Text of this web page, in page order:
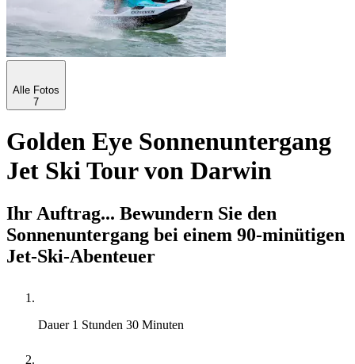
Alle Fotos
7
Golden Eye Sonnenuntergang
Jet Ski Tour von Darwin
Ihr Auftrag... Bewundern Sie den
Sonnenuntergang bei einem 90-minütigen
Jet-Ski-Abenteuer
Dauer 1 Stunden 30 Minuten